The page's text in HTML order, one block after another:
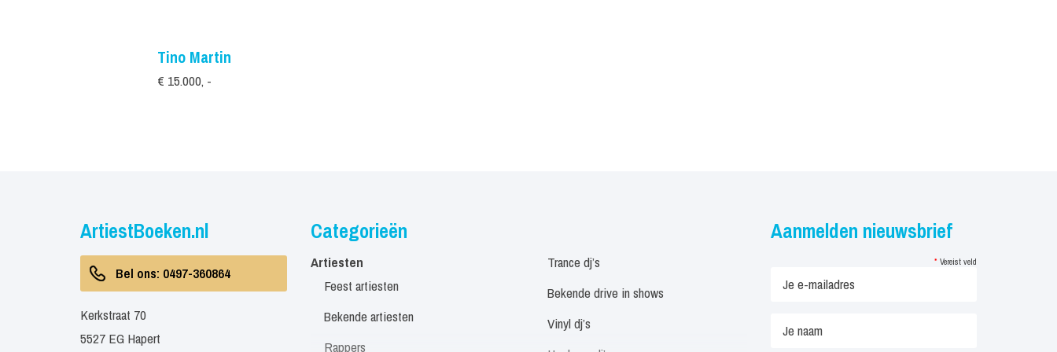
Tino Martin
€ 15.000, -
ArtiestBoeken.nl
Bel ons: 0497-360864
Kerkstraat 70
5527 EG Hapert
Categorieën
Artiesten
Feest artiesten
Bekende artiesten
Rappers
Trance dj’s
Bekende drive in shows
Vinyl dj’s
Aanmelden nieuwsbrief
* Vereist veld